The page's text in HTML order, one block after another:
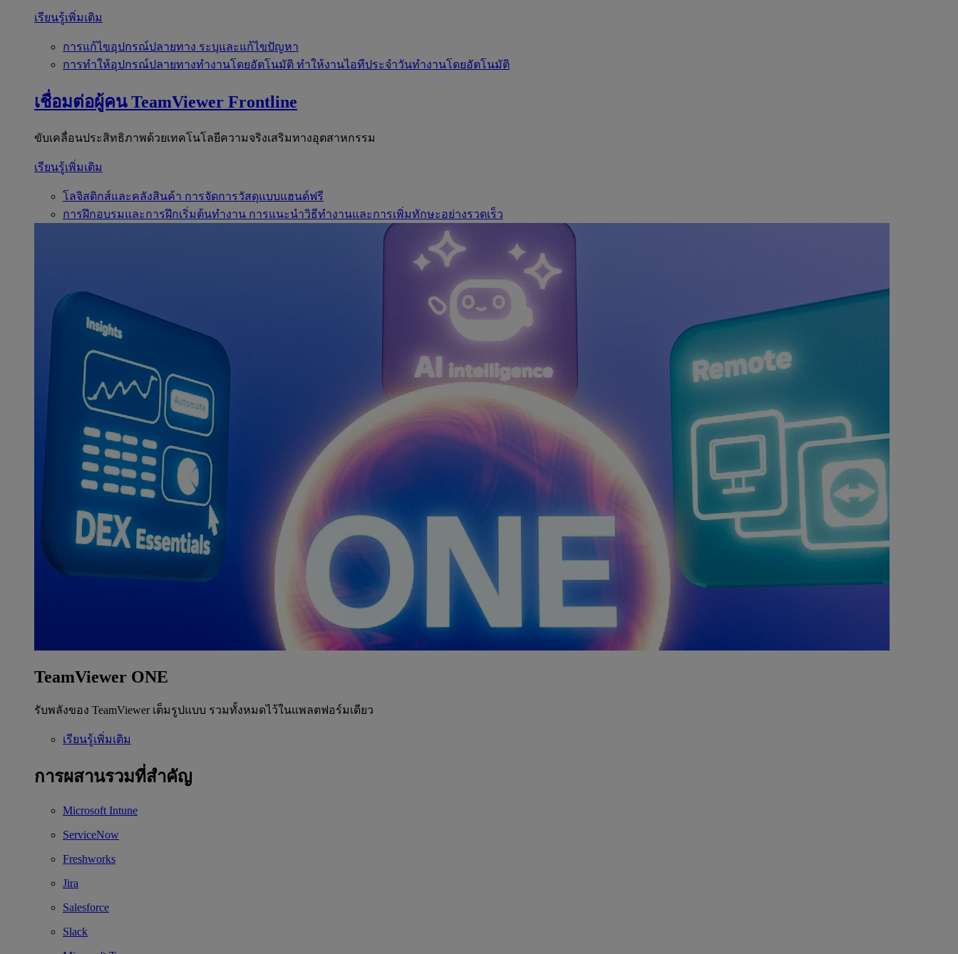
เรียนรู้เพิ่มเติม
การแก้ไขอุปกรณ์ปลายทาง ระบุและแก้ไขปัญหา
การทำให้อุปกรณ์ปลายทางทำงานโดยอัตโนมัติ ทำให้งานไอทีประจำวันทำงานโดยอัตโนมัติ
เชื่อมต่อผู้คน TeamViewer Frontline
ขับเคลื่อนประสิทธิภาพด้วยเทคโนโลยีความจริงเสริมทางอุตสาหกรรม
เรียนรู้เพิ่มเติม
โลจิสติกส์และคลังสินค้า การจัดการวัสดุแบบแฮนด์ฟรี
การฝึกอบรมและการฝึกเริ่มต้นทำงาน การแนะนำวิธีทำงานและการเพิ่มทักษะอย่างรวดเร็ว
TeamViewer ONE
รับพลังของ TeamViewer เต็มรูปแบบ รวมทั้งหมดไว้ในแพลตฟอร์มเดียว
เรียนรู้เพิ่มเติม
การผสานรวมที่สำคัญ
Microsoft Intune
ServiceNow
Freshworks
Jira
Salesforce
Slack